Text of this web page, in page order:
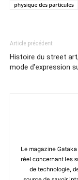
physique des particules
Article précédent
Histoire du street
mode d’expression
Le magazine
réel concernant les
de technologie,